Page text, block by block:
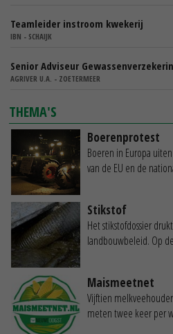
Teamleider instroom kwekerij
IBN - SCHAIJK
Senior Adviseur
AGRIVER U.A. - ZOETERMEER
THEMA'S
Boerenprotest
Boeren in Europa
van de EU en de
Stikstof
Het stikstofdossier
landbouwbeleid. Op
Maismeetnet
Vijftien
meten twee keer per